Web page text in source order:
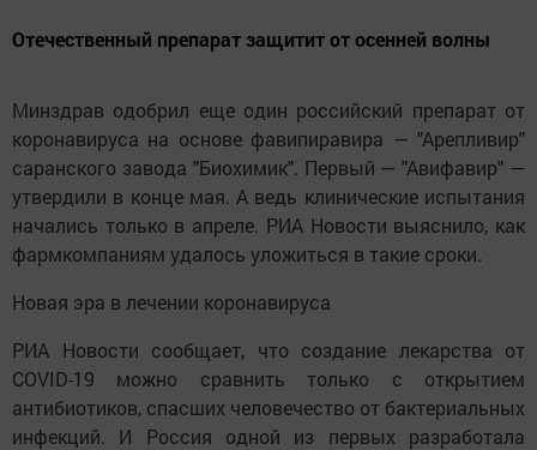
Отечественный препарат защитит от осенней волны
Минздрав одобрил еще один российский препарат от
коронавируса на основе фавипиравира — "Арепливир"
саранского завода "Биохимик". Первый — "Авифавир" —
утвердили в конце мая. А ведь клинические испытания
начались только в апреле. РИА Новости выяснило, как
фармкомпаниям удалось уложиться в такие сроки.
Новая эра в лечении коронавируса
РИА Новости сообщает, что создание лекарства от
COVID-19 можно сравнить только с открытием
антибиотиков, спасших человечество от бактериальных
инфекций. И Россия одной из первых разработала